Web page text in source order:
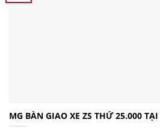
MG BÀN GIAO XE ZS THỨ 25.000